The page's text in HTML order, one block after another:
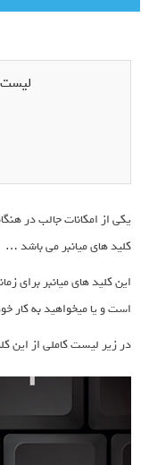
یکی از امکانات جالب در
کلید های میانبر می باشد …
این کلید های میانبر برای
است و یا میخواهید به کار
در زیر لیست کاملی از این